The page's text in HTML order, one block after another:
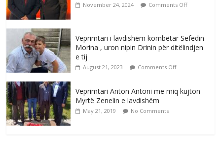
November 24, 2024 Comments Off
Veprimtari i lavdishëm kombëtar Sefedin
Morina , uron nipin Drinin për ditëlindjen
e tij
August 21, 2023 Comments Off
Veprimtari Anton Antoni me miq kujton
Myrtë Zenelin e lavdishëm
May 21, 2019 No Comments